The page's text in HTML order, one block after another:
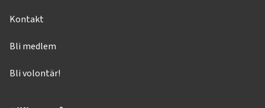
Kontakt
Bli medlem
Bli volontär!